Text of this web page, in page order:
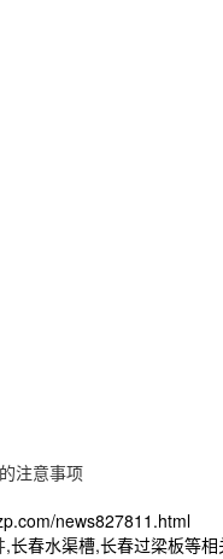
注意事项
news827811.html
,长春水渠槽,长春过梁板等相